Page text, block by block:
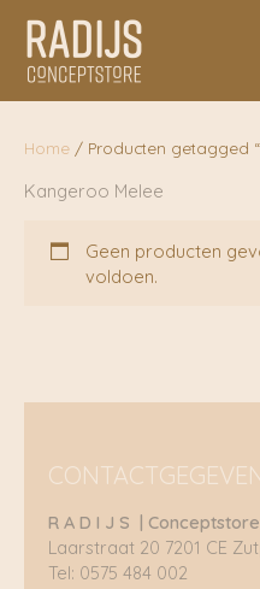
naar
inhoud
Home / Producten getagged
Kangeroo Melee
Geen producten
voldoen.
R A D I J S | Conceptstore
Laarstraat 20 7201 CE
Tel: 0575 484 002